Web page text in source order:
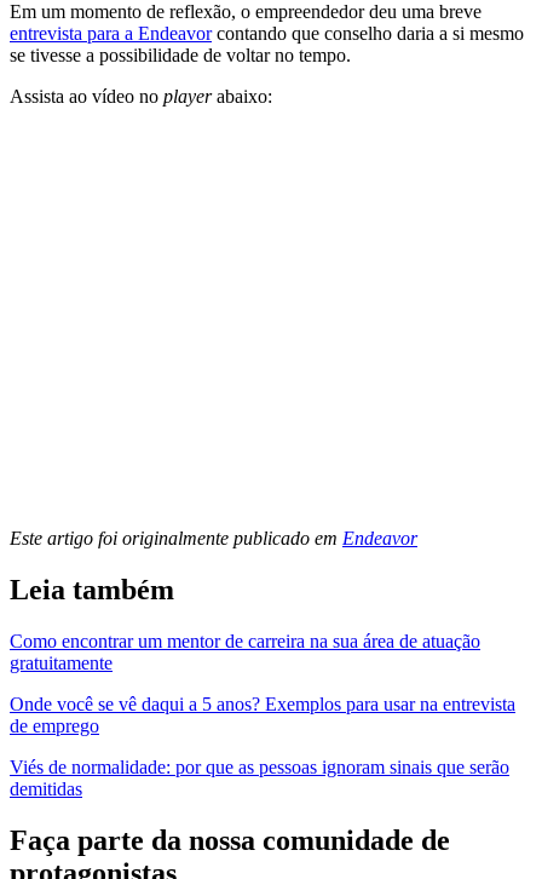
Em um momento de reflexão, o empreendedor deu uma breve
entrevista para a Endeavorcontando que conselho daria a si mesmo
se tivesse a possibilidade de voltar no tempo.
Assista ao vídeo no playerabaixo:
Este artigo foi originalmente publicado em Endeavor
Leia também
Como encontrar um mentor de carreira na sua área de atuação
gratuitamente
Onde você se vê daqui a 5 anos? Exemplos para usar na entrevista
de emprego
Viés de normalidade: por que as pessoas ignoram sinais que serão
demitidas
Faça parte da nossa comunidade de